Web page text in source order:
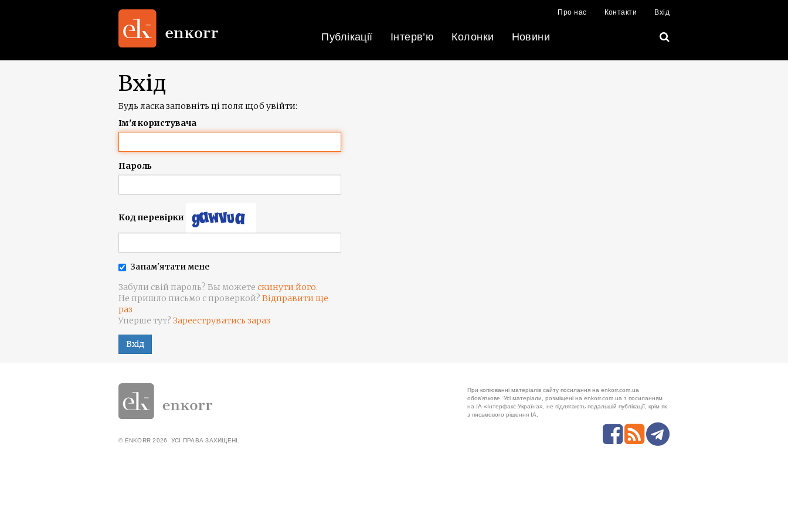
Про нас Контакти Вхід
Публікації Інтерв’ю Колонки Новини
Вхід
Будь ласка заповніть ці поля щоб увійти:
Ім'я користувача
Пароль
Код перевірки
Запам'ятати мене
Забули свій пароль? Вы можете скинути його.
Не пришло письмо с проверкой? Відправити ще
раз
Уперше тут? Зарееструватись зараз
Вхід
При копіюванні матеріалів сайту посилання на enkorr.com.ua
обов'язкове. Усі матеріали, розміщені на enkorr.com.ua з посиланням
на ІА «Інтерфакс-Україна», не підлягають подальшій публікації, крім як
з письмового рішення ІА.
© ENKORR 2026. УСІ ПРАВА ЗАХИЩЕНІ.